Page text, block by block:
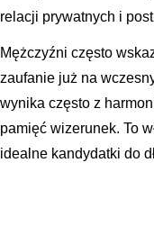
relacji prywatnych i
Mężczyźni często
zaufanie już na
wynika często z
pamięć wizerunek. To
idealne kandydatki do